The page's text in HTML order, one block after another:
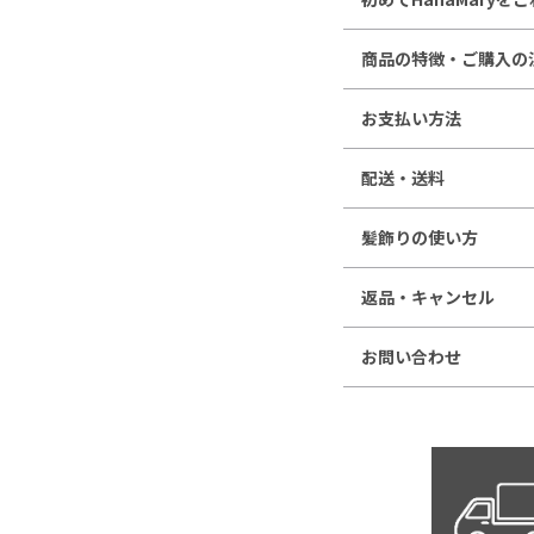
商品の特徴・ご購入の
お支払い方法
配送・送料
髪飾りの使い方
返品・キャンセル
お問い合わせ